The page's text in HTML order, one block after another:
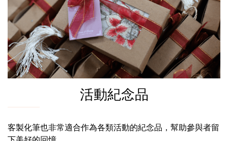
活動紀念品
客製化筆也非常適合作為各類活動的紀念品，幫助參與者留